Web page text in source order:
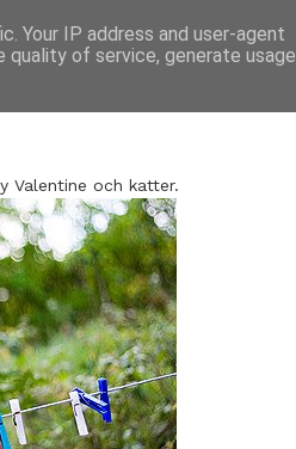
Valentine och katter.
Your IP address and user-agent
quality of service, generate usage